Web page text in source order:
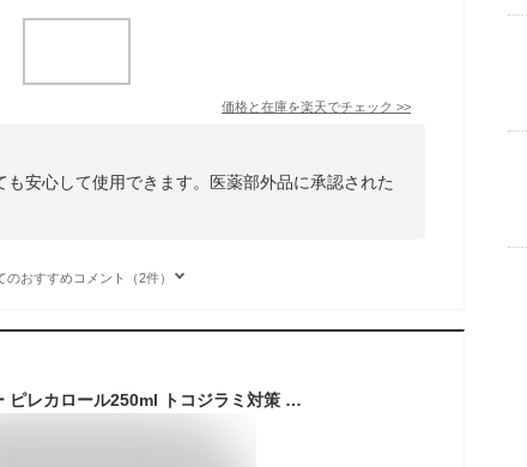
価格と在庫を楽天でチェック >>
安心して使用できます。医薬部外品に承認された
のおすすめコメント（2件）
虫除け＆殺虫スプレー ピレカロール250ml トコジラミ対策 赤ちゃんペットがいても大丈夫 トコジラミ 虫よけ オーガニック 無添加 化学成分不使用 殺虫剤 ギフト プレゼント 贈り物